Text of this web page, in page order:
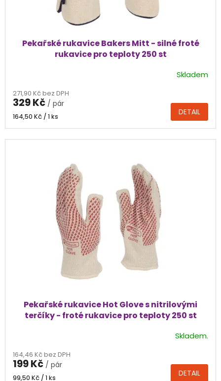
Pekařské rukavice Bakers Mitt - silné froté
rukavice pro teploty 250 st
produktu
je
5,0
Skladem
271,90 Kč bez DPH
329 Kč / pár
Měrná
164,50 Kč / 1 ks DETAIL
Pekařské rukavice Hot Glove s nitrilovými
terčíky - froté rukavice pro teploty 250 st
produktu
je
5,0
Skladem.
164,46 Kč bez DPH
199 Kč / pár
Měrná
99,50 Kč / 1 ks DETAIL